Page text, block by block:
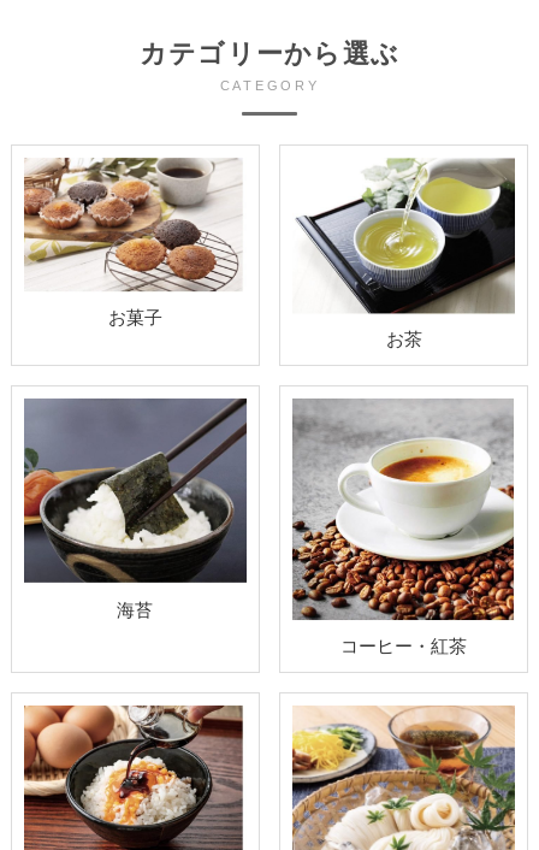
カテゴリーから選ぶ
CATEGORY
お菓子
お茶
海苔
コーヒー・紅茶